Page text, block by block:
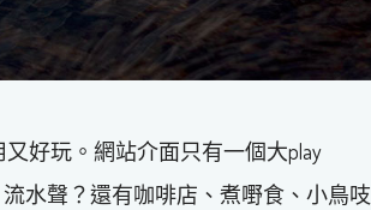
又好玩。網站介面只有一個大play
水聲？還有咖啡店、煮嘢食、小鳥吱